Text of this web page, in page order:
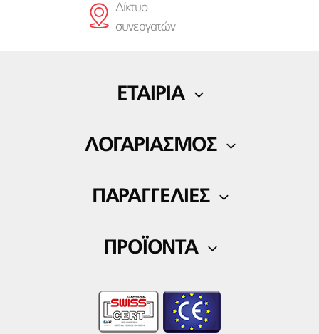
Δίκτυο
συνεργατών
ΕΤΑΙΡΙΑ
ΛΟΓΑΡΙΑΣΜΟΣ
ΠΑΡΑΓΓΕΛΙΕΣ
Τρόποι πληρωμής
ΠΡΟΪΟΝΤΑ
Fitness